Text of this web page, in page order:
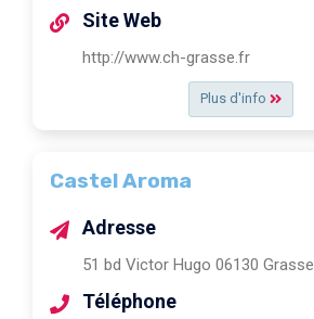
Plus d'info
Site Web
http://www.ch-grasse.fr
Castel Aroma
Adresse
51 bd Victor Hugo 06130 Grasse
Téléphone